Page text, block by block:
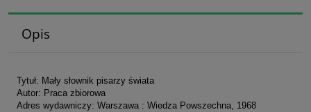
Opis
Tytuł: Mały słownik pisarzy świata
Autor: Praca zbiorowa
Adres wydawniczy: Warszawa : Wiedza Powszechna, 1968